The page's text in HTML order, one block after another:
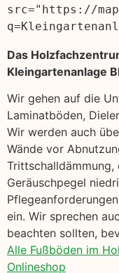
src="https://
Das
Kleingartenanlage
Wir gehen auf die
Laminatböden,
Wir werden auch
Wände vor
Geräuschpegel
ein. Wir sprechen
beachten sollten,
Alle Fußböden im
Onlineshop